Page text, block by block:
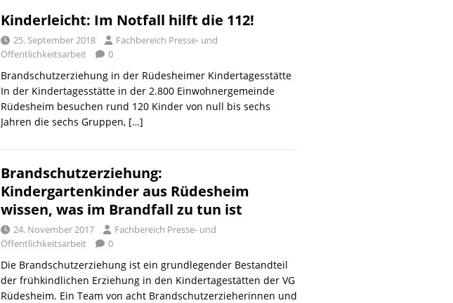
Kinderleicht: Im Notfall hilft die 112!
25. September 2018
Fachbereich Presse- und
Öffentlichkeitsarbeit
0
Brandschutzerziehung in der Rüdesheimer Kindertagesstätte
In der Kindertagesstätte in der 2.800 Einwohnergemeinde
Rüdesheim besuchen rund 120 Kinder von null bis sechs
Jahren die sechs Gruppen, […]
Brandschutzerziehung:
Kindergartenkinder aus Rüdesheim
wissen, was im Brandfall zu tun ist
24. November 2017
Fachbereich Presse- und
Öffentlichkeitsarbeit
0
Die Brandschutzerziehung ist ein grundlegender Bestandteil
der frühkindlichen Erziehung in den Kindertagestätten der VG
Rüdesheim. Ein Team von acht Brandschutzerzieherinnen und